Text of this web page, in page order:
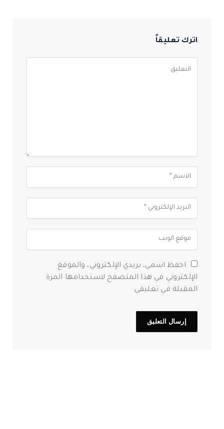
اترك تعليقاً
احفظ اسمي، بريدي الإلكتروني، والموقع
الإلكتروني في هذا المتصفح لاستخدامها المرة
المقبلة في تعليقي.